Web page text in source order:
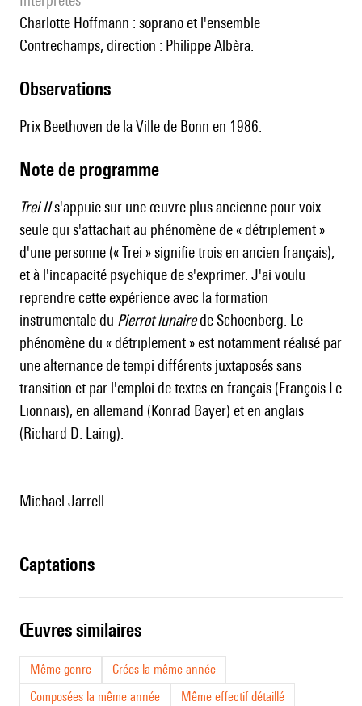
Charlotte Hoffmann : soprano et l'ensemble
Contrechamps, direction : Philippe Albèra.
observations
Prix Beethoven de la Ville de Bonn en 1986.
Note de programme
Trei IIs'appuie sur une œuvre plus ancienne pour voix
seule qui s'attachait au phénomène de « détriplement »
d'une personne (« Trei » signifie trois en ancien français),
et à l'incapacité psychique de s'exprimer. J'ai voulu
reprendre cette expérience avec la formation
instrumentale du Pierrot lunairede Schoenberg. Le
phénomène du « détriplement » est notamment réalisé par
une alternance de tempi différents juxtaposés sans
transition et par l'emploi de textes en français (François Le
Lionnais), en allemand (Konrad Bayer) et en anglais
(Richard D. Laing).
Michael Jarrell.
captations
œuvres similaires
Même genre
Crées la même année
Composées la même année
Même effectif détaillé